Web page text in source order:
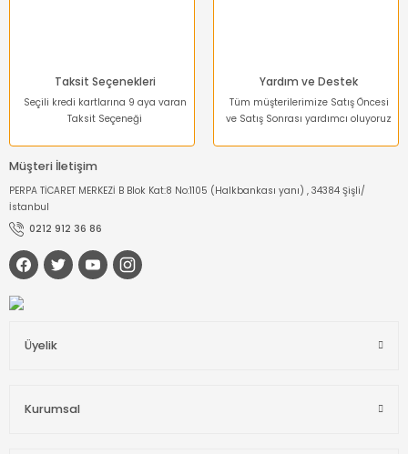
Taksit Seçenekleri
Seçili kredi kartlarına 9 aya varan
Taksit Seçeneği
Yardım ve Destek
Tüm müşterilerimize Satış Öncesi
ve Satış Sonrası yardımcı oluyoruz
Müşteri İletişim
PERPA TİCARET MERKEZİ B Blok Kat:8 No:1105 (Halkbankası yanı) , 34384 Şişli/
İstanbul
0212 912 36 86
Üyelik
Kurumsal